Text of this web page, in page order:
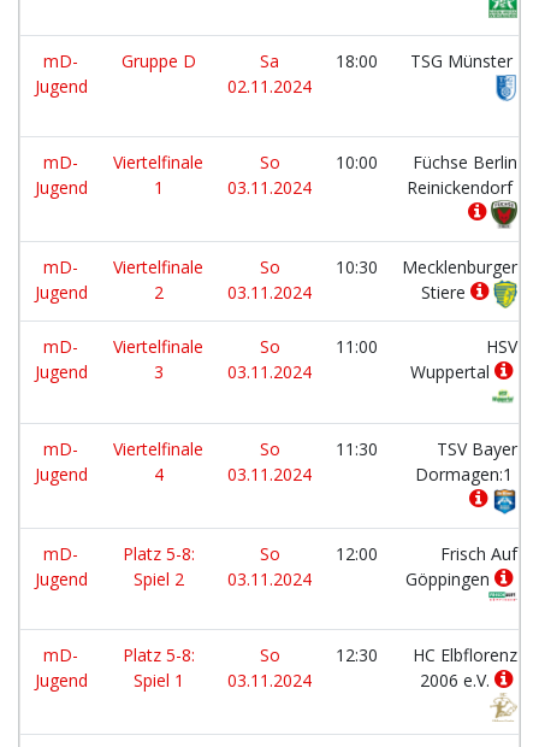
mD-
Jugend
Gruppe D
Sa
02.11.2024
18:00 TSG Münster
mD-
Jugend
Viertelfinale
1
So
03.11.2024
10:00
Füchse Berlin
Reinickendorf
mD-
Jugend
Viertelfinale
2
So
03.11.2024
10:30
Mecklenburger
Stiere
mD-
Jugend
Viertelfinale
3
So
03.11.2024
11:00
HSV
Wuppertal
mD-
Jugend
Viertelfinale
4
So
03.11.2024
11:30
TSV Bayer
Dormagen:1
mD-
Jugend
Platz 5-8:
Spiel 2
So
03.11.2024
12:00
Frisch Auf
Göppingen
mD-
Jugend
Platz 5-8:
Spiel 1
So
03.11.2024
12:30
HC Elbflorenz
2006 e.V.